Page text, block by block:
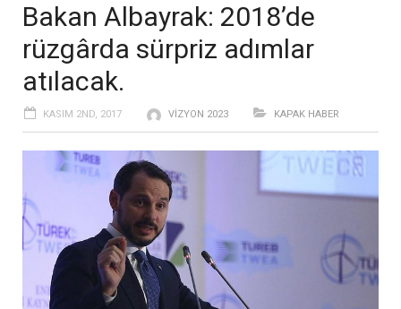
Bakan Albayrak: 2018’de
rüzgârda sürpriz adımlar
atılacak.
KASIM 2ND, 2017 VIZYON 2023 KAPAK HABER